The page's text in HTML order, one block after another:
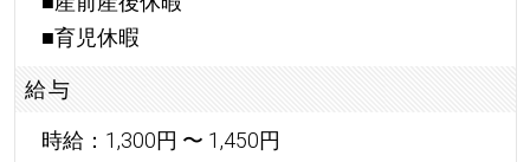
■育児休暇
給与
時給：1,300円 〜 1,450円